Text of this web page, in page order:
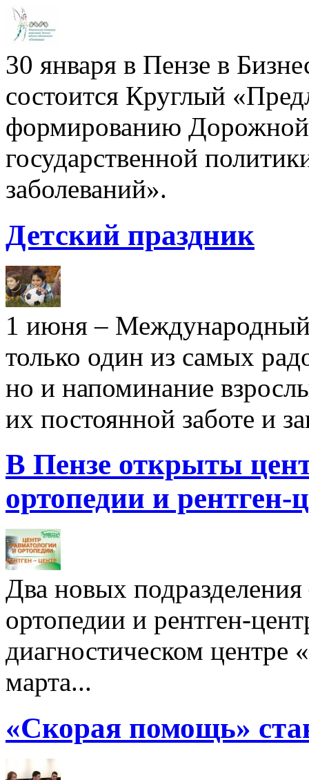
30 января в Пензе в
состоится Круглый
формированию Дорожной
государственной
заболеваний».
Детский праздник
1 июня –
только один из самых
но и напоминание
их постоянной заботе и
В Пензе открыты
ортопедии и рентген-
Два новых
ортопедии и рентген-
диагностическом
марта...
«Скорая помощь»